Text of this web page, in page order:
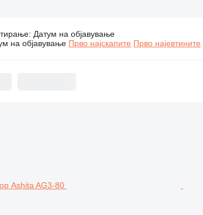
опреми Ashita
: Датум на објавување
на објавување Прво најскапите Прво најевтините